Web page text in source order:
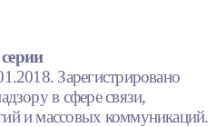
Зарегистрировано
в сфере связи,
и массовых коммуникаций.